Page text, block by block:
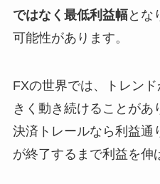
ではなく最低利益幅とな
可能性があります。
FXの世界では、トレン
きく動き続けることがあ
決済トレールなら利益通
が終了するまで利益を伸